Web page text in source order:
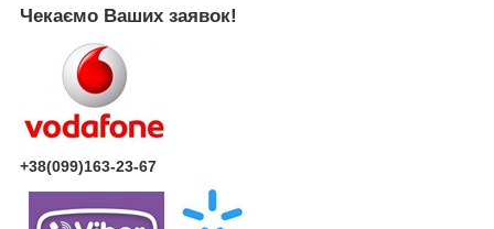
Чекаємо Ваших заявок!
+38(099)163-23-67